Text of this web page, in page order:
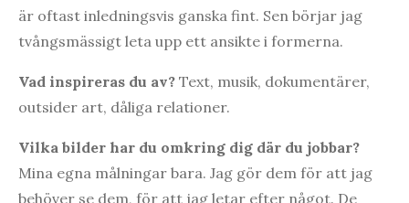
är oftast inledningsvis ganska fint. Sen börjar jag
tvångsmässigt leta upp ett ansikte i formerna.
Vad inspireras du av? Text, musik, dokumentärer,
outsider art, dåliga relationer.
Vilka bilder har du omkring dig där du jobbar?
Mina egna målningar bara. Jag gör dem för att jag
behöver se dem, för att jag letar efter något. De